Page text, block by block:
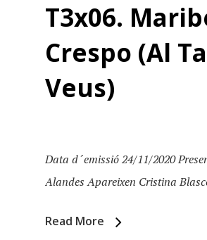
T3x06.
Crespo (Al
Veus)
Data d´emissió 24/11/2020
Alandes Apareixen Cristina
Read More